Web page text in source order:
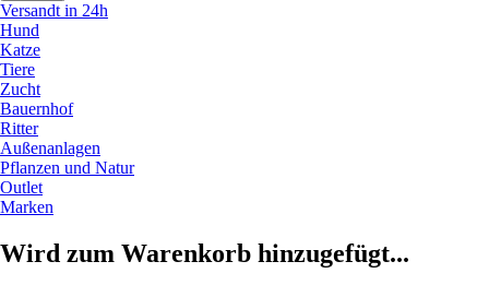
Versandt in 24h
Hund
Katze
Tiere
Zucht
Bauernhof
Ritter
Außenanlagen
Pflanzen und Natur
Outlet
Marken
Wird zum Warenkorb hinzugefügt...